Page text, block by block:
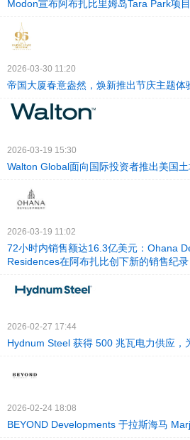
Modon宣布阿布扎比里姆岛Tara Park项
2026-03-30 11:20
帝国大厦春意盎然，焕新推出节庆主题体
2026-03-19 15:30
Walton Global面向国际投资者推出美国
2026-03-19 11:02
72小时内销售额达16.3亿美元：Ohana
Residences在阿布扎比创下新的销售纪录
2026-02-27 17:44
Hydnum Steel 获得 500 兆瓦电力供应
2026-02-24 18:08
BEYOND Developments 于拉斯海马